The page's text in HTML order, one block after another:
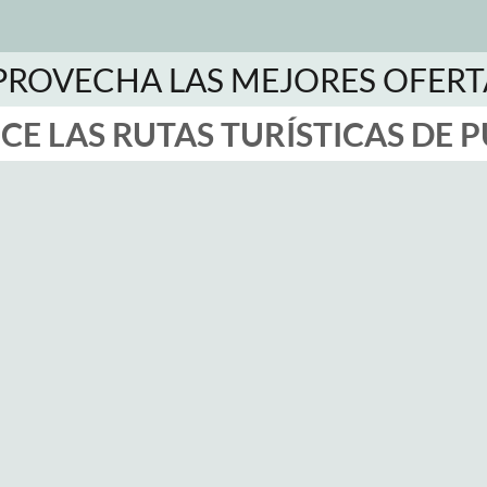
LAS MEJORES
LAS RUTAS TURÍSTICAS DE